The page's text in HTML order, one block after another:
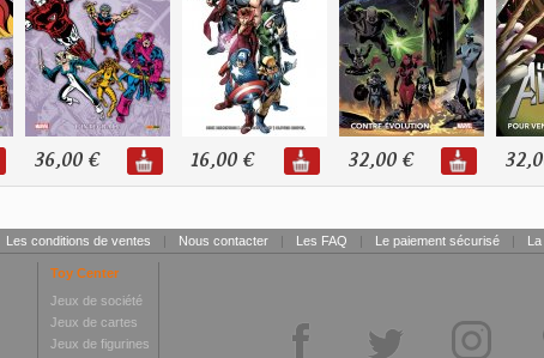
36,00 € 16,00 € 32,00 €
Les conditions de ventes | Nous contacter | Les FAQ | Le paiement sécurisé |
Toy Center
Jeux de société
Jeux de cartes
Jeux de figurines